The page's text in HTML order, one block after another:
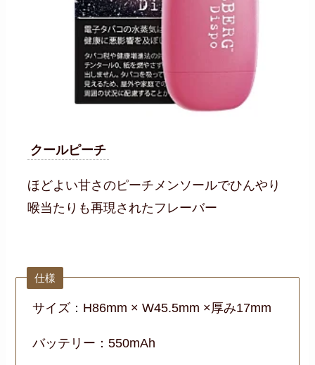
クールピーチ
ほどよい甘さのピーチメンソールでひんやり
喉当たりも再現されたフレーバー
仕様
サイズ：H86mm × W45.5mm ×厚み17mm
バッテリー：550mAh